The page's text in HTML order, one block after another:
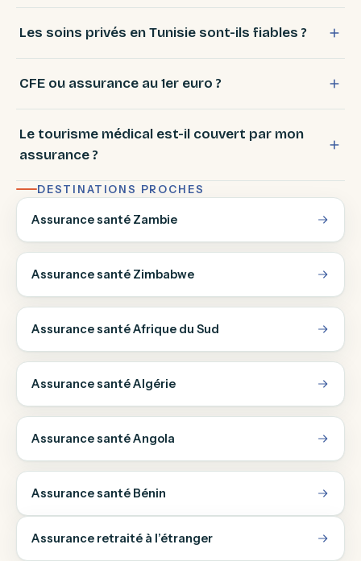
Les soins privés en Tunisie sont-ils fiables ?
CFE ou assurance au 1er euro ?
Le tourisme médical est-il couvert par mon
assurance ?
DESTINATIONS PROCHES
Assurance santé Zambie
Assurance santé Zimbabwe
Assurance santé Afrique du Sud
Assurance santé Algérie
Assurance santé Angola
Assurance santé Bénin
Assurance retraité à l’étranger